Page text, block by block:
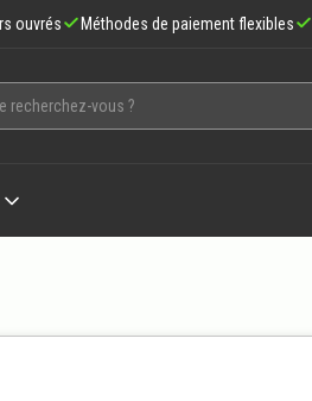
ouvrés Méthodes de paiement flexibles